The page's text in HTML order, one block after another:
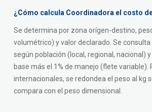
¿Cómo calcula Coordinadora el costo
Se determina por zona orígen-destino,
volumétrico) y valor declarado. Se
según población (local, regional, nacional)
base más el 1% de manejo (flete variable).
internacionales, se redondea el peso al kg
compara con el peso dimensional.